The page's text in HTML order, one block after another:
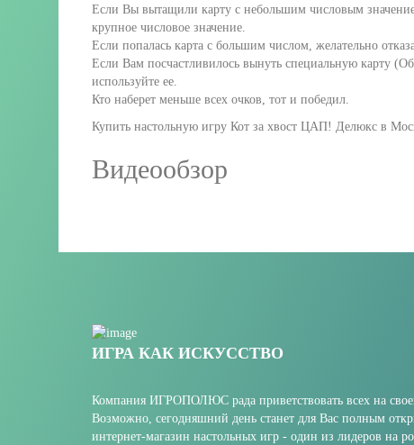
Если Вы вытащили карту с небольшим числовым
крупное числовое значение.
Если попалась карта с большим числом, желательно
Если Вам посчастливилось вынуть специальную карту
используйте ее.
Кто наберет меньше всех очков, тот и победил.
Купить настольную игру Кот за хвост ЦАП! Делюкс в
Видеообзор
ИГРА КАК ИСКУССТВО
Компания ИГРОПОЛЮС рада приветствовать всех на
Возможно, сегодняшний день станет для Вас полным
интернет-магазин настольных игр - один из лидеров на